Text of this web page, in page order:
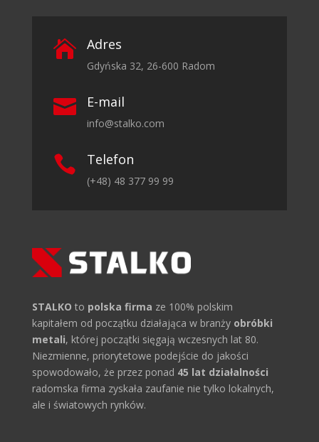
 Adres
Gdyńska 32, 26-600 Radom
 E-mail
info@stalko.com
 Telefon
(+48) 48 377 99 99
STALKO to polska firma ze 100% polskim
kapitałem od początku działająca w branży obróbki
metali, której początki sięgają wczesnych lat 80.
Niezmienne, priorytetowe podejście do jakości
spowodowało, że przez ponad 45 lat działalności
radomska firma zyskała zaufanie nie tylko lokalnych,
ale i światowych rynków.